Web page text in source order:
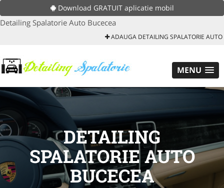
Download GRATUIT aplicatie mobil
Detailing Spalatorie Auto Bucecea
ADAUGA DETAILING SPALATORIE AUTO
MENU
DETAILING
SPALATORIE AUTO
BUCECEA